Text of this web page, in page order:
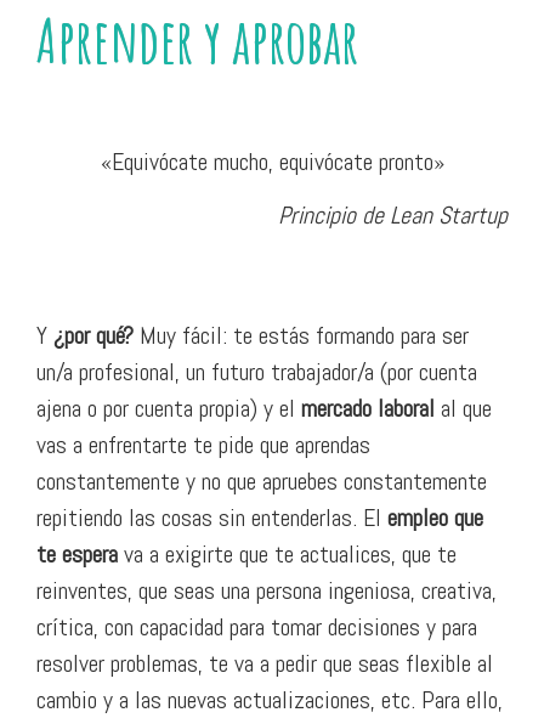
Aprender y aprobar
«Equivócate mucho, equivócate pronto»
Principio de Lean Startup
Y¿por qué? Muy fácil: te estás formando para ser
un/a profesional, un futuro trabajador/a (por cuenta
ajena o por cuenta propia) y el mercado laboral al que
vas a enfrentarte te pide que aprendas
constantemente y no que apruebes constantemente
repitiendo las cosas sin entenderlas. El empleo que
te esperava a exigirte que te actualices, que te
reinventes, que seas una persona ingeniosa, creativa,
crítica, con capacidad para tomar decisiones y para
resolver problemas, te va a pedir que seas flexible al
cambio y a las nuevas actualizaciones, etc. Para ello,